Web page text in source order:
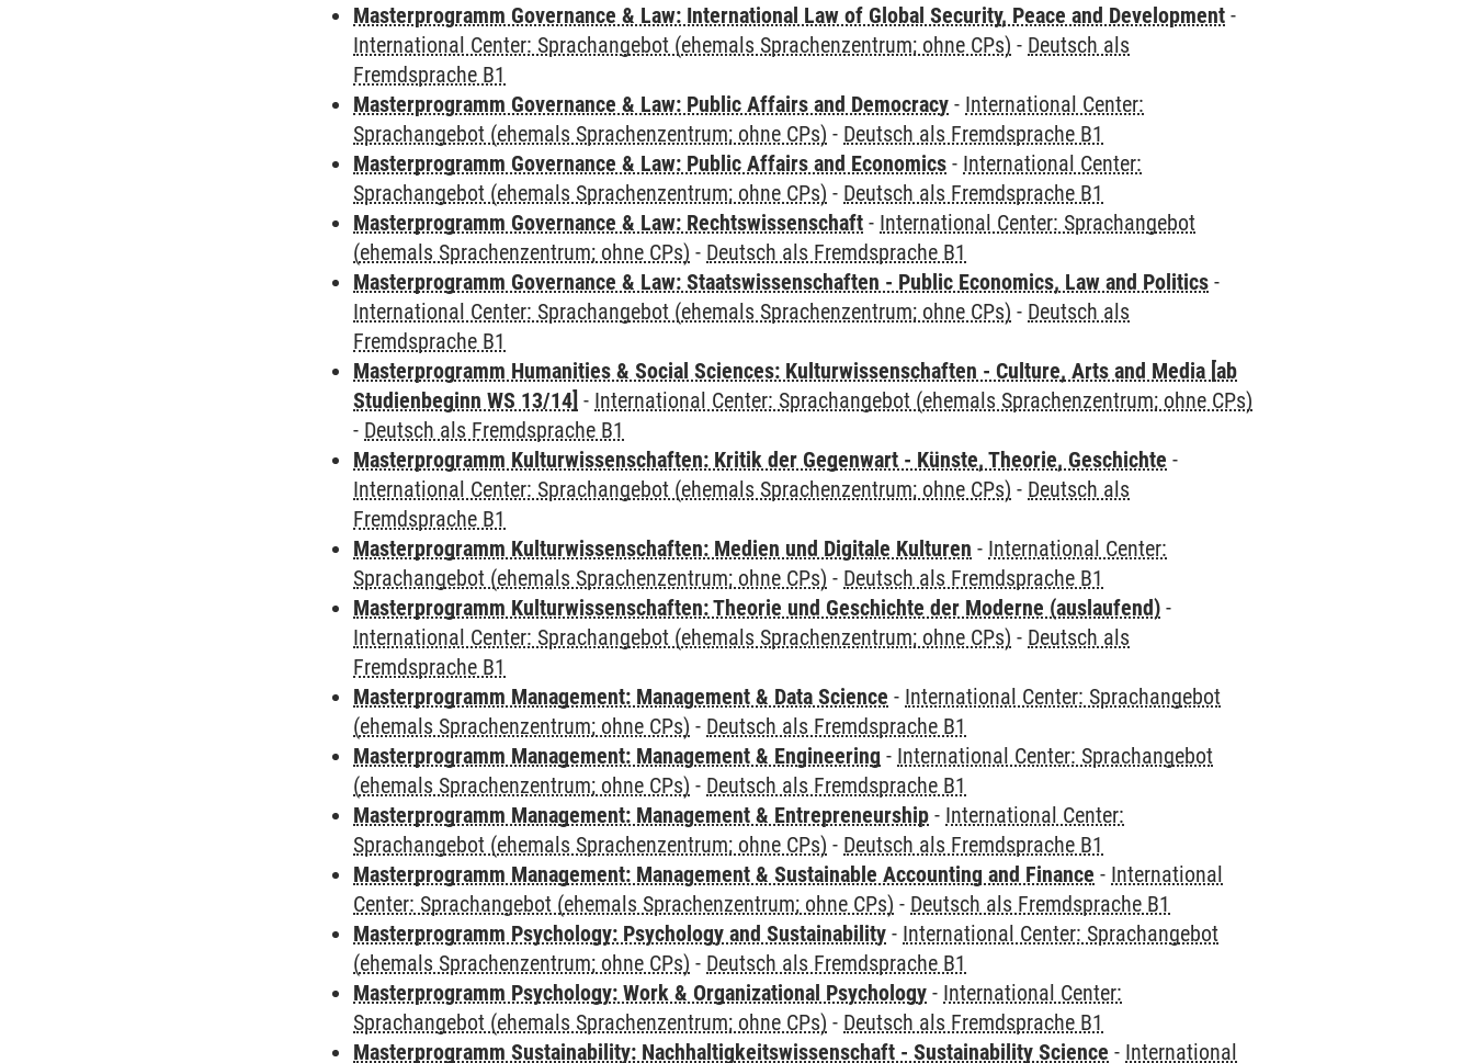
Masterprogramm Governance & Law: International Law of Global Security, Peace and Development -
International Center: Sprachangebot (ehemals Sprachenzentrum; ohne CPs) - Deutsch als
Fremdsprache B1
Masterprogramm Governance & Law: Public Affairs and Democracy - International Center:
Sprachangebot (ehemals Sprachenzentrum; ohne CPs) - Deutsch als Fremdsprache B1
Masterprogramm Governance & Law: Public Affairs and Economics - International Center:
Sprachangebot (ehemals Sprachenzentrum; ohne CPs) - Deutsch als Fremdsprache B1
Masterprogramm Governance & Law: Rechtswissenschaft - International Center: Sprachangebot
(ehemals Sprachenzentrum; ohne CPs) - Deutsch als Fremdsprache B1
Masterprogramm Governance & Law: Staatswissenschaften - Public Economics, Law and Politics -
International Center: Sprachangebot (ehemals Sprachenzentrum; ohne CPs) - Deutsch als
Fremdsprache B1
Masterprogramm Humanities & Social Sciences: Kulturwissenschaften - Culture, Arts and Media [ab
Studienbeginn WS 13/14] - International Center: Sprachangebot (ehemals Sprachenzentrum; ohne CPs)
- Deutsch als Fremdsprache B1
Masterprogramm Kulturwissenschaften: Kritik der Gegenwart - Künste, Theorie, Geschichte -
International Center: Sprachangebot (ehemals Sprachenzentrum; ohne CPs) - Deutsch als
Fremdsprache B1
Masterprogramm Kulturwissenschaften: Medien und Digitale Kulturen - International Center:
Sprachangebot (ehemals Sprachenzentrum; ohne CPs) - Deutsch als Fremdsprache B1
Masterprogramm Kulturwissenschaften: Theorie und Geschichte der Moderne (auslaufend) -
International Center: Sprachangebot (ehemals Sprachenzentrum; ohne CPs) - Deutsch als
Fremdsprache B1
Masterprogramm Management: Management & Data Science - International Center: Sprachangebot
(ehemals Sprachenzentrum; ohne CPs) - Deutsch als Fremdsprache B1
Masterprogramm Management: Management & Engineering - International Center: Sprachangebot
(ehemals Sprachenzentrum; ohne CPs) - Deutsch als Fremdsprache B1
Masterprogramm Management: Management & Entrepreneurship - International Center:
Sprachangebot (ehemals Sprachenzentrum; ohne CPs) - Deutsch als Fremdsprache B1
Masterprogramm Management: Management & Sustainable Accounting and Finance - International
Center: Sprachangebot (ehemals Sprachenzentrum; ohne CPs) - Deutsch als Fremdsprache B1
Masterprogramm Psychology: Psychology and Sustainability - International Center: Sprachangebot
(ehemals Sprachenzentrum; ohne CPs) - Deutsch als Fremdsprache B1
Masterprogramm Psychology: Work & Organizational Psychology - International Center:
Sprachangebot (ehemals Sprachenzentrum; ohne CPs) - Deutsch als Fremdsprache B1
Masterprogramm Sustainability: Nachhaltigkeitswissenschaft - Sustainability Science - International